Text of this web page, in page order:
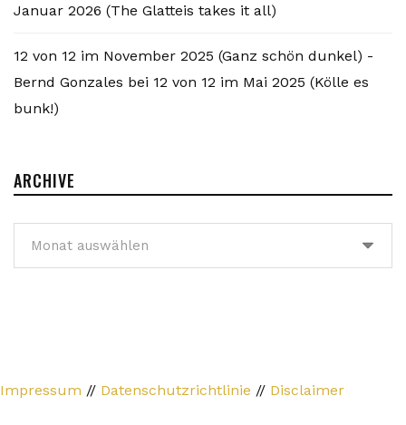
Januar 2026 (The Glatteis takes it all)
12 von 12 im November 2025 (Ganz schön dunkel) -
Bernd Gonzales bei 12 von 12 im Mai 2025 (Kölle es
bunk!)
ARCHIVE
Impressum // Datenschutzrichtlinie // Disclaimer